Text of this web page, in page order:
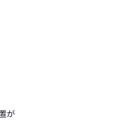
が